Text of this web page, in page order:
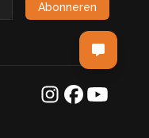
Abonneren